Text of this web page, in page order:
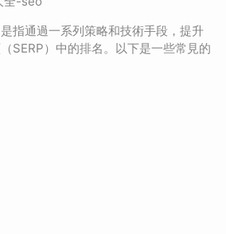
指通過一系列策略和技術手段，提升
SERP）中的排名。以下是一些常見的